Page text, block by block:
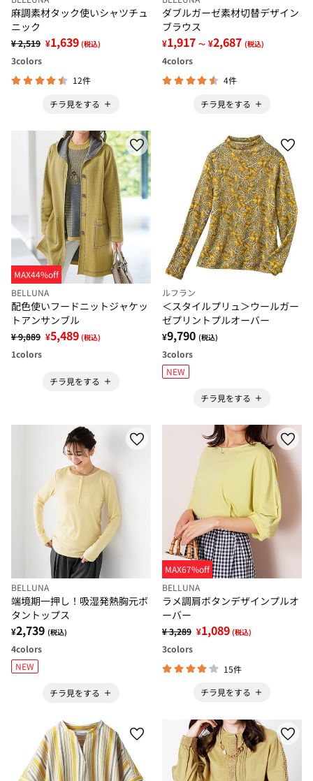
麻調素材タック使いシャツチュ
ニック
¥ 2,519 ¥1,639 (税込)
3colors
12件
チラ見をする
ダブルガーゼ素材切替デザイン
ブラウス
¥1,917 ～ ¥2,687 (税込)
4colors
4件
チラ見をする
MAX44%off
BELLUNA
配色使いフードニットジャケッ
トアンサンブル
¥ 9,889 ¥5,489 (税込)
1colors
チラ見をする
ルフラン
＜スタイルプリュ＞ウールガー
ゼプリントプルオーバー
¥9,790 (税込)
3colors
NEW
チラ見をする
BELLUNA
端境期一押し！吸湿発熱胸元ボ
タントップス
¥2,739 (税込)
4colors
NEW
チラ見をする
MAX67%off
BELLUNA
ラメ調肩ボタンデザインプルオ
ーバー
¥ 3,289 ¥1,089 (税込)
3colors
15件
チラ見をする